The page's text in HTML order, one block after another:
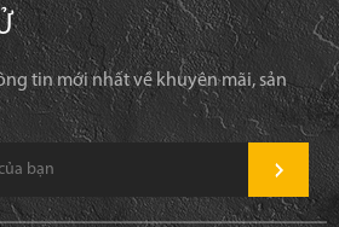
tin mới nhất về khuyên mãi, sản